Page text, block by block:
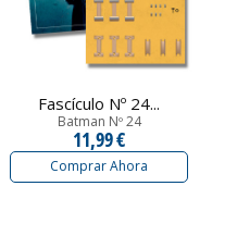
Fascículo Nº 24...
Batman Nº 24
11,99 €
Comprar Ahora